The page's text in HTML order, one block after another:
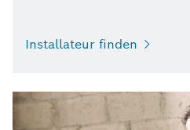
Installateur finden